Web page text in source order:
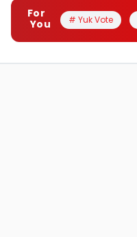
For
You
# Yuk Vote